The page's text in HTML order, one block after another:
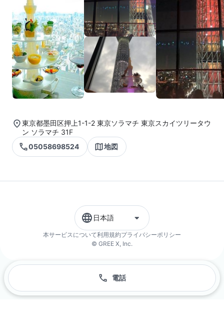
東京都墨田区押上1-1-2 東京ソラマチ 東京スカイツリータウ
ン ソラマチ 31F
05058698524
地図
日本語
本サービスについて利用規約プライバシーポリシー
© GREE X, Inc.
電話